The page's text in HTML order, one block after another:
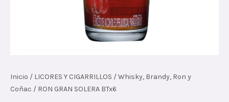
Inicio / LICORES Y CIGARRILLOS /Whisky, Brandy, Ron y
Coñac / RON GRAN SOLERA BTx6